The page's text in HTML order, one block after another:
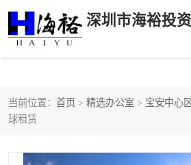
当前位置： 首页 > 精选办公室 > 宝安中心区
球租赁
后海
科技园中区 南